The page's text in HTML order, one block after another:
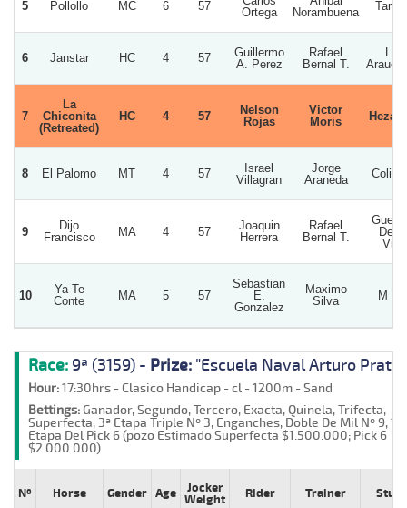
5 Pollollo MC 6 57
Ortega
Norambuena
6 Janstar HC 4 57
Guillermo
A. Perez
Rafael
Bernal T.
Las
7
La
Chiconita
(Retreated)
HC 4 57
Nelson
Rojas
Victor
Moris
8 El Palomo MT 4 57
Israel
Villagran
Jorge
Araneda
9
Dijo
Francisco
MA 4 57
Joaquin
Herrera
Rafael
Bernal T.
De
Vida
10
Ya Te
Conte
MA 5 57
Sebastian
E.
Gonzalez
Maximo
Silva
M S
Race: 9ª (3159) - Prize: "Escuela Naval Arturo Prat"
Hour:17:30hrs - Clasico Handicap - cl - 1200m - Sand
Bettings:Ganador, Segundo, Tercero, Exacta, Quinela, Trifecta,
Superfecta, 3ª Etapa Triple Nº 3, Enganches, Doble De Mil Nº 9, 1ª
Etapa Del Pick 6 (pozo Estimado Superfecta $1.500.000; Pick 6
$2.000.000)
Nº Horse Gender Age
Jocker
Weight
Rider Trainer Stud